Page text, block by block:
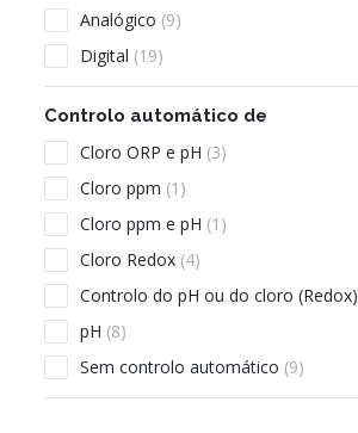
Analógico (9)
Digital (19)
Controlo automático de
Cloro ORP e pH (3)
Cloro ppm (1)
Cloro ppm e pH (1)
Cloro Redox (4)
Controlo do pH ou do cloro (Redox)
pH (8)
Sem controlo automático (9)